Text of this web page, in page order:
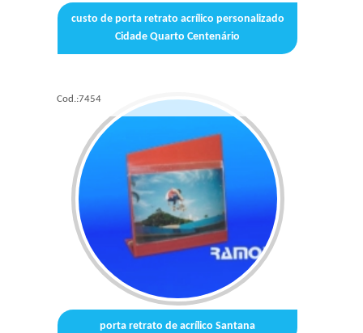
custo de porta retrato acrílico personalizado
Cidade Quarto Centenário
Cod.:7454
porta retrato de acrílico Santana